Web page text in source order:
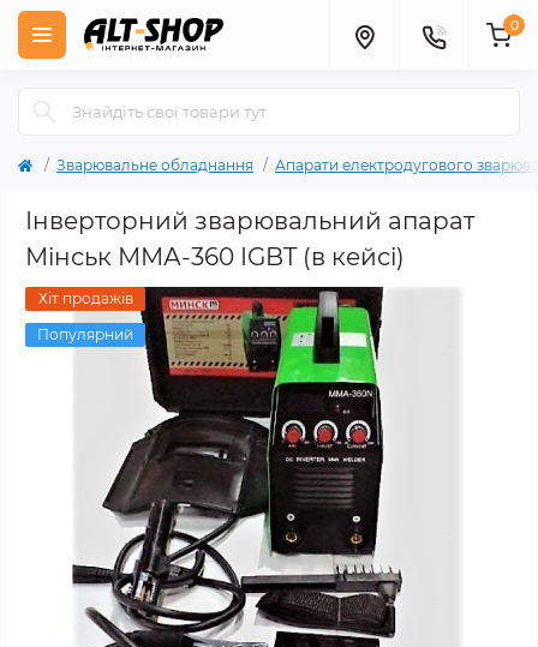
0
Зварювальне обладнання Апарати електродугового
Інверторний зварювальний апарат
Мінськ ММА-360 IGBT (в кейсі)
Хіт продажів
Популярний